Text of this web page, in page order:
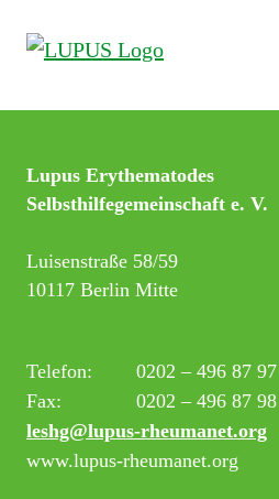
Lupus Erythematodes
Selbsthilfegemeinschaft e. V.
Luisenstraße 58/59
10117 Berlin Mitte
Telefon:
0202 – 496 87 97
Fax:
0202 – 496 87 98
leshg@lupus-rheumanet.org
www.lupus-rheumanet.org